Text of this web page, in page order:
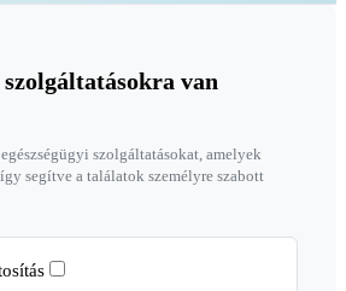
van
szolgáltatásokat, amelyek
segítve a találatok személyre szabott